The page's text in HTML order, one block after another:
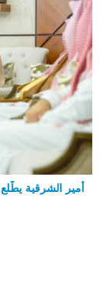
أمير الشرقية